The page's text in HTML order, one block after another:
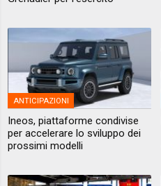
ANTICIPAZIONI
Ineos, piattaforme condivise
per accelerare lo sviluppo dei
prossimi modelli